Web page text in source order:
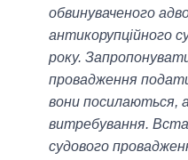
обвинуваченого
антикорупційного
року.
провадження
вони посилаються,
витребування.
судового